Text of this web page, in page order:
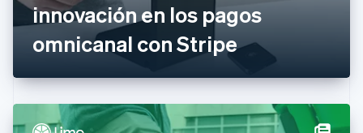
innovación en los pagos
omnicanal con Stripe
Eslovaquia
Eslovenia
España
Estados Unidos
EnglishEspañol 简体中文